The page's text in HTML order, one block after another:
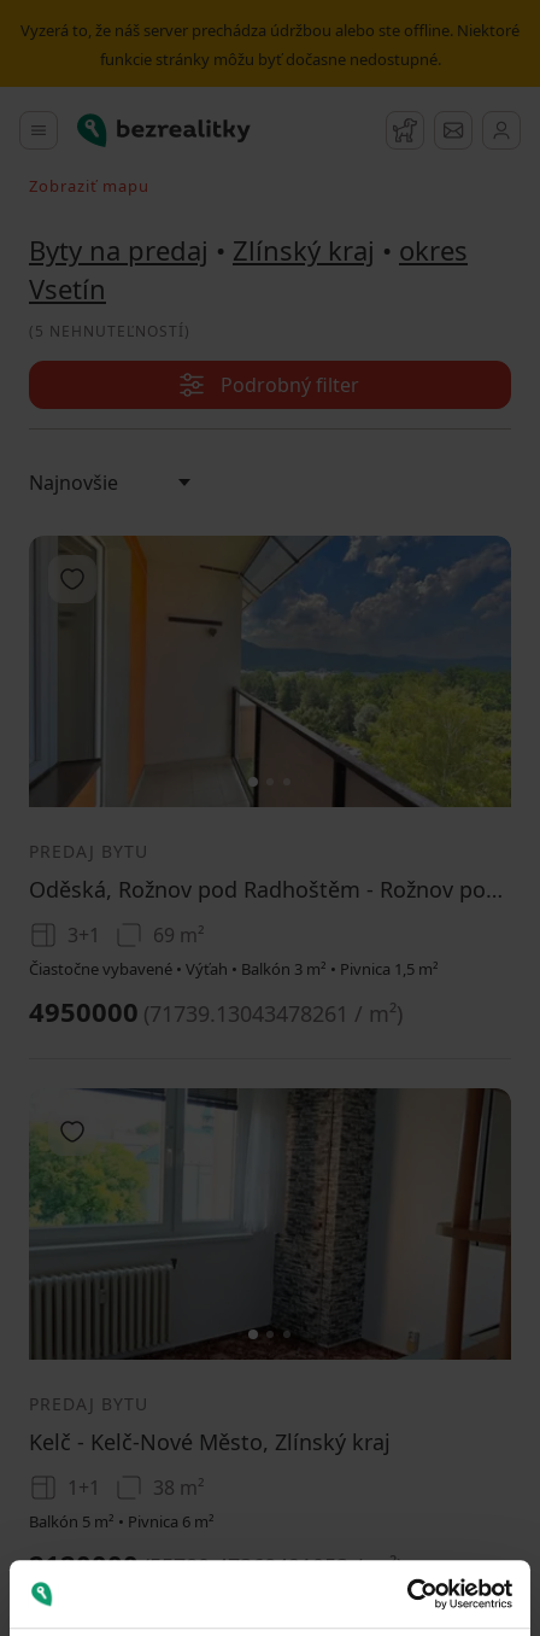
Vyzerá to, že náš server prechádza údržbou alebo ste offline. Niektoré
funkcie stránky môžu byť dočasne nedostupné.
Hlavné menu
Bezrealitky Strážny pes
Správy
Vyhľadávať pri pohybe v mape
Zobraziť mapu
Byty na predaj • Zlínský kraj • okres
Vsetín
(5 NEHNUTEĽNOSTÍ)
Podrobný filter
1
Pridať do obľúbených
PREDAJ BYTU
Oděská, Rožnov pod Radhoštěm - Rožnov pod Radhoštěm, Zlínský kraj
3+1 69 m²
Čiastočne vybavené • Výťah • Balkón 3 m² • Pivnica 1,5 m²
4950000 (71739.13043478261 / m²)
12 3
Pridať do obľúbených
PREDAJ BYTU
Kelč - Kelč-Nové Město, Zlínský kraj
1+1 38 m²
Balkón 5 m² • Pivnica 6 m²
2120000(55789.47368421053 / m²)